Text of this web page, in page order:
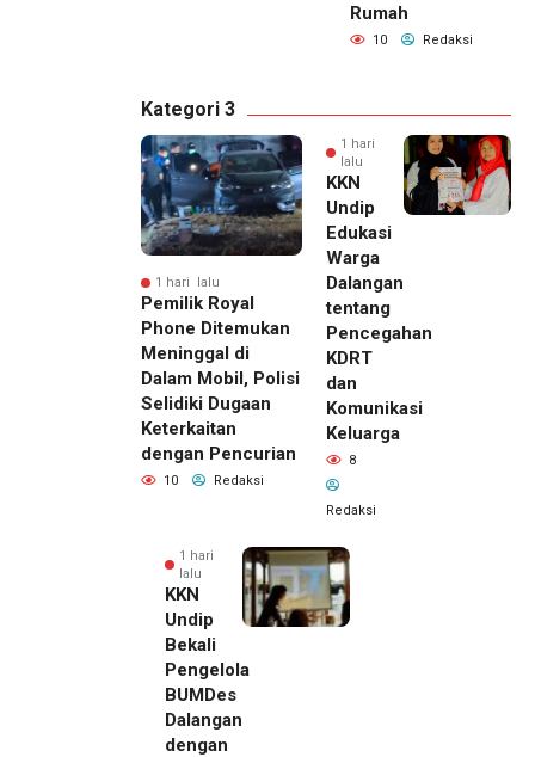
Rumah
10 Redaksi
Kategori 3
1 hari lalu
Pemilik Royal
Phone Ditemukan
Meninggal di
Dalam Mobil, Polisi
Selidiki Dugaan
Keterkaitan
dengan Pencurian
10 Redaksi
1 hari
lalu
KKN
Undip
Edukasi
Warga
Dalangan
tentang
Pencegahan
KDRT
dan
Komunikasi
Keluarga
8
Redaksi
1 hari
lalu
KKN
Undip
Bekali
Pengelola
BUMDes
Dalangan
dengan